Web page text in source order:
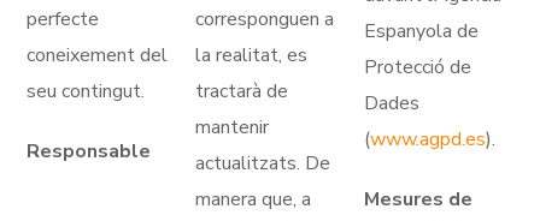
perfecte
coneixement del
seu contingut.
Responsable
corresponguen a
la realitat, es
tractarà de
mantenir
actualitzats. De
manera que, a
Espanyola de
Protecció de
Dades
(www.agpd.es).
Mesures de